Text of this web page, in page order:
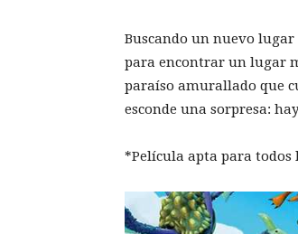
Buscando un nuevo
para encontrar un lugar
paraíso amurallado que
esconde una sorpresa:
*Película apta para todos